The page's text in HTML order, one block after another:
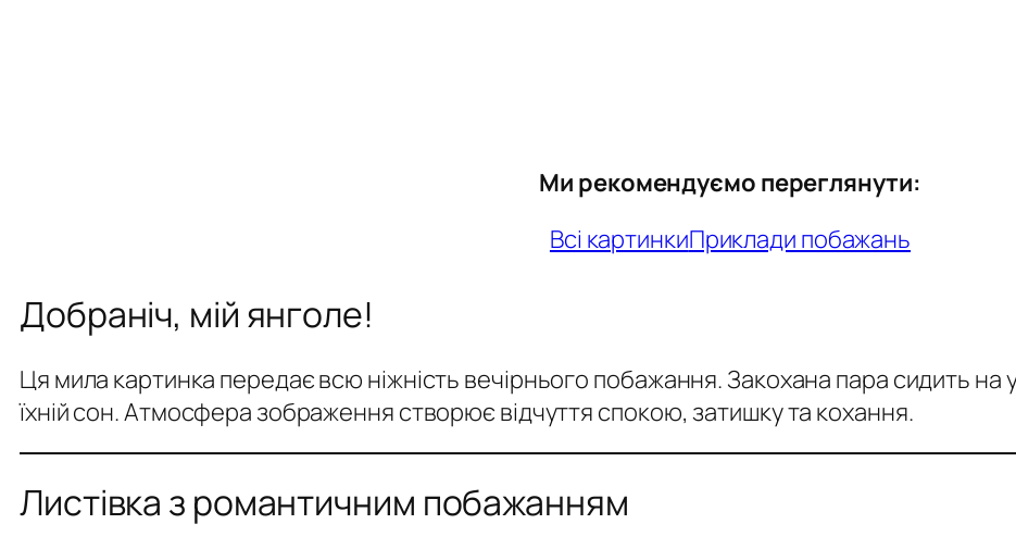
Ми рекомендуємо переглянути:
Всі картинкиПриклади побажань
Добраніч, мій янголе!
Ця мила картинка передає всю ніжність вечірнього побажання. Закохана пара сидить на
їхній сон. Атмосфера зображення створює відчуття спокою, затишку та кохання.
Листівка з романтичним побажанням